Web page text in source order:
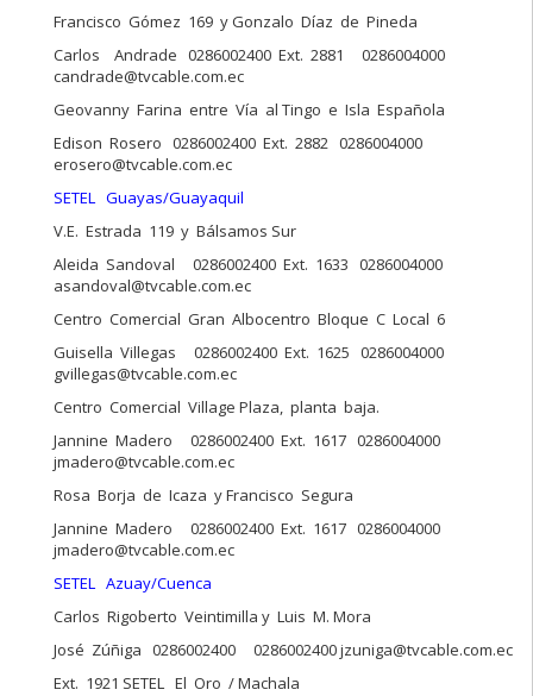
Francisco Gómez 169 y Gonzalo Díaz de Pineda
Carlos Andrade 0286002400 Ext. 2881 0286004000
candrade@tvcable.com.ec
Geovanny Farina entre Vía al Tingo e Isla Española
Edison Rosero 0286002400 Ext. 2882 0286004000
erosero@tvcable.com.ec
SETEL Guayas/Guayaquil
V.E. Estrada 119 y Bálsamos Sur
Aleida Sandoval 0286002400 Ext. 1633 0286004000
asandoval@tvcable.com.ec
Centro Comercial Gran Albocentro Bloque C Local 6
Guisella Villegas 0286002400 Ext. 1625 0286004000
gvillegas@tvcable.com.ec
Centro Comercial Village Plaza, planta baja.
Jannine Madero 0286002400 Ext. 1617 0286004000
jmadero@tvcable.com.ec
Rosa Borja de Icaza y Francisco Segura
Jannine Madero 0286002400 Ext. 1617 0286004000
jmadero@tvcable.com.ec
SETEL Azuay/Cuenca
Carlos Rigoberto Veintimilla y Luis M. Mora
José Zúñiga 0286002400 0286002400 jzuniga@tvcable.com.ec
Ext. 1921 SETEL El Oro / Machala